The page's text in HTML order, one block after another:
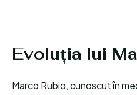
Evoluția lui
Marco Rubio, cunoscut în